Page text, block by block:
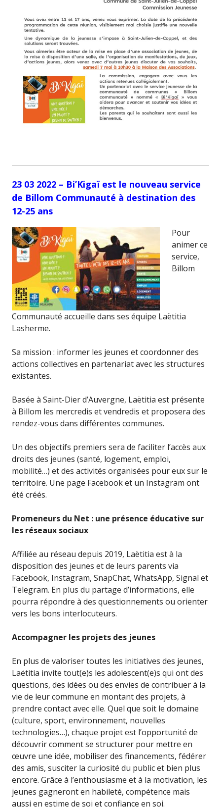
23 03 2022 – Bi’Kigaï est le nouveau service
de Billom Communauté à destination des
12-25 ans
Pour
animer ce
service,
Billom
Communauté accueille dans ses équipe Laëtitia
Lasherme.
Sa mission : informer les jeunes et coordonner des
actions collectives en partenariat avec les structures
existantes.
Basée à Saint-Dier d’Auvergne, Laëtitia est présente
à Billom les mercredis et vendredis et proposera des
rendez-vous dans différentes communes.
Un des objectifs premiers sera de faciliter l’accès aux
droits des jeunes (santé, logement, emploi,
mobilité…) et des activités organisées pour eux sur le
territoire. Une page Facebook et un Instagram ont
été créés.
Promeneurs du Net : une présence éducative sur
les réseaux sociaux
Affiliée au réseau depuis 2019, Laëtitia est à la
disposition des jeunes et de leurs parents via
Facebook, Instagram, SnapChat, WhatsApp, Signal et
Telegram. En plus du partage d’informations, elle
pourra répondre à des questionnements ou orienter
vers les bons interlocuteurs.
Accompagner les projets des jeunes
En plus de valoriser toutes les initiatives des jeunes,
Laëtitia invite tout(e)s les adolescent(e)s qui ont des
questions, des idées ou des envies de contribuer à la
vie de leur commune en montant des projets, à
prendre contact avec elle. Quel que soit le domaine
(culture, sport, environnement, nouvelles
technologies…), chaque projet est l’opportunité de
découvrir comment se structurer pour mettre en
œuvre une idée, mobiliser des financements, fédérer
des amis, susciter la curiosité du public et bien plus
encore. Grâce à l’enthousiasme et à la motivation, les
jeunes gagneront en habileté, compétence mais
aussi en estime de soi et confiance en soi.